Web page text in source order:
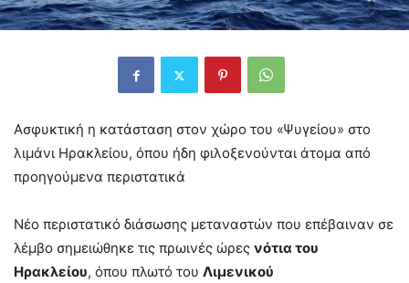
Ασφυκτική η κατάσταση στον χώρο του «Ψυγείου» στο
λιμάνι Ηρακλείου, όπου ήδη φιλοξενούνται άτομα από
προηγούμενα περιστατικά
Νέο περιστατικό διάσωσης μεταναστών που επέβαιναν σε
λέμβο σημειώθηκε τις πρωινές ώρες νότια του
Ηρακλείου, όπου πλωτό του Λιμενικού